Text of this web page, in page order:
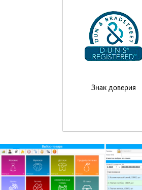
Знак доверия